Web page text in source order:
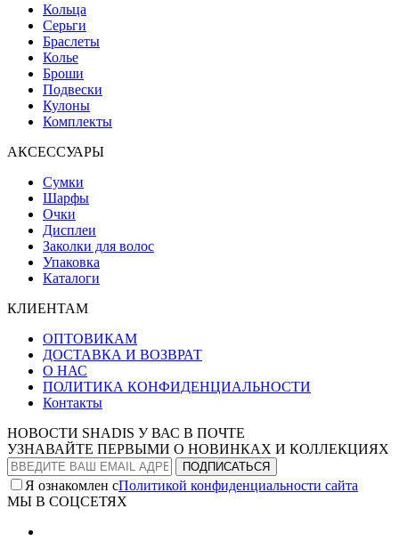
Кольца
Серьги
Браслеты
Колье
Броши
Подвески
Кулоны
Комплекты
АКСЕССУАРЫ
Сумки
Шарфы
Очки
Дисплеи
Заколки для волос
Упаковка
Каталоги
КЛИЕНТАМ
ОПТОВИКАМ
ДОСТАВКА И ВОЗВРАТ
О НАС
ПОЛИТИКА КОНФИДЕНЦИАЛЬНОСТИ
Контакты
НОВОСТИ SHADIS У ВАС В ПОЧТЕ
УЗНАВАЙТЕ ПЕРВЫМИ О НОВИНКАХ И КОЛЛЕКЦИЯХ
Я ознакомлен сПолитикой конфиденциальности сайта
МЫ В СОЦСЕТЯХ